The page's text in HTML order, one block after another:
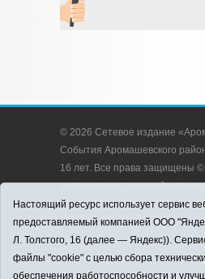
© 2026 Сетевое издание
События Аромашевского
16 лет. Все права защищены
материалов ссылка
Адрес редакции: 627350,
область, Аромашевский
Кирова, д. 13.
Адрес электронной почты
strudu72@obl72.ru
Настоящий ресурс использует сервис
предоставляемый компанией ООО
Л. Толстого, 16 (далее — Яндекс)).
файлы "cookie" с целью сбора
обеспечения работоспособности и